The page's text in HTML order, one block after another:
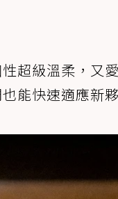
超級溫柔，又
能快速適應新